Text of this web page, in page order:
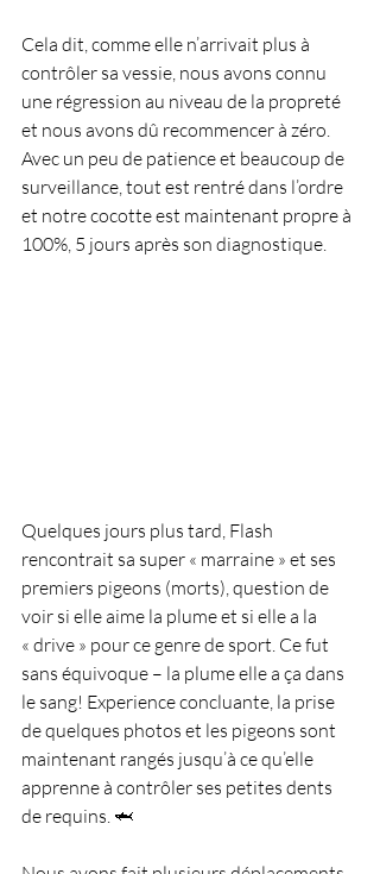
Cela dit, comme elle n’arrivait plus à
contrôler sa vessie, nous avons connu
une régression au niveau de la propreté
et nous avons dû recommencer à zéro.
Avec un peu de patience et beaucoup de
surveillance, tout est rentré dans l’ordre
et notre cocotte est maintenant propre à
100%, 5 jours après son diagnostique.
Quelques jours plus tard, Flash
rencontrait sa super « marraine » et ses
premiers pigeons (morts), question de
voir si elle aime la plume et si elle a la
« drive » pour ce genre de sport. Ce fut
sans équivoque – la plume elle a ça dans
le sang! Experience concluante, la prise
de quelques photos et les pigeons sont
maintenant rangés jusqu’à ce qu’elle
apprenne à contrôler ses petites dents
de requins. 🦈